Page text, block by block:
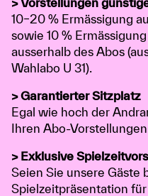
10–20 % Ermässigung
sowie 10 %
ausserhalb des Abos
Wahlabo U 31).
> Garantierter Sitzplatz
Egal wie hoch der
Ihren Abo-
> Exklusive
Seien Sie unsere Gäste
Spielzeitpräsentation